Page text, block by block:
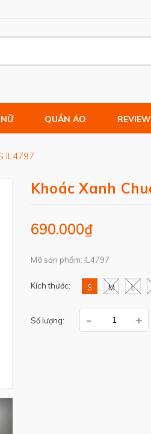
QUẦN ÁO
IL4797
Khoác Xanh
690.000₫
Mã sản phẩm: IL4797
Kích thước: S M L
Số lượng: - +